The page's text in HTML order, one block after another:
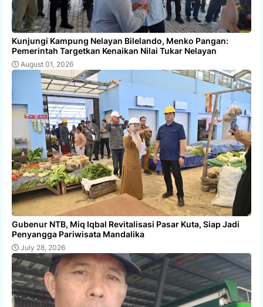
Kunjungi Kampung Nelayan Bilelando, Menko Pangan:
Pemerintah Targetkan Kenaikan Nilai Tukar Nelayan
August 01, 2026
Gubenur NTB, Miq Iqbal Revitalisasi Pasar Kuta, Siap Jadi
Penyangga Pariwisata Mandalika
July 28, 2026